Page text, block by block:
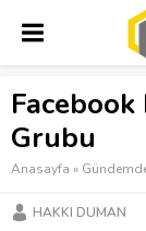
Grubu
Anasayfa »
HAKKI DUMAN